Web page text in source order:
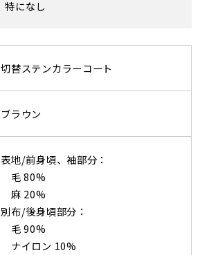
特になし
切替ステンカラーコート
ブラウン
表地/前身頃、袖部分：
毛 80%
麻 20%
別布/後身頃部分：
毛 90%
ナイロン 10%